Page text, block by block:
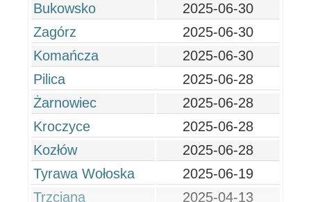
Bukowsko
2025-06-30
Zagórz
2025-06-30
Komańcza
2025-06-30
Pilica
2025-06-28
Żarnowiec
2025-06-28
Kroczyce
2025-06-28
Kozłów
2025-06-28
Tyrawa Wołoska
2025-06-19
Trzciana
2025-04-13